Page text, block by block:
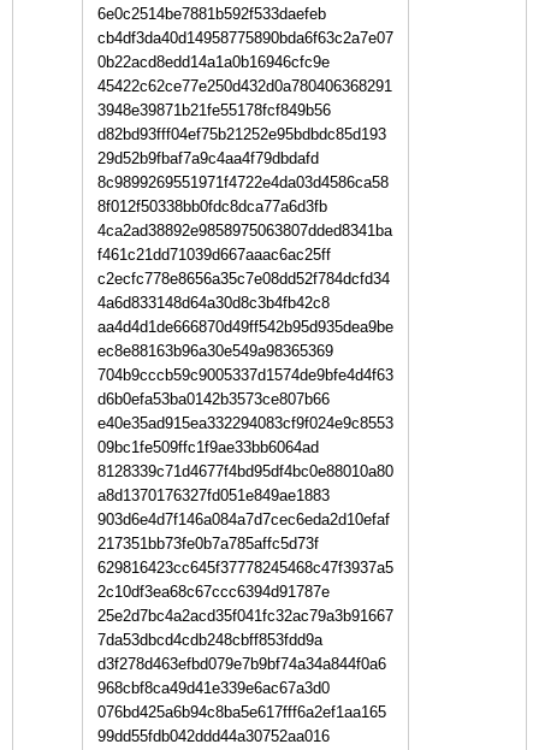
6e0c2514be7881b592f533daefeb
cb4df3da40d14958775890bda6f63c2a7e07
0b22acd8edd14a1a0b16946cfc9e
45422c62ce77e250d432d0a780406368291
3948e39871b21fe55178fcf849b56
d82bd93fff04ef75b21252e95bdbdc85d193
29d52b9fbaf7a9c4aa4f79dbdafd
8c9899269551971f4722e4da03d4586ca58
8f012f50338bb0fdc8dca77a6d3fb
4ca2ad38892e9858975063807dded8341ba
f461c21dd71039d667aaac6ac25ff
c2ecfc778e8656a35c7e08dd52f784dcfd34
4a6d833148d64a30d8c3b4fb42c8
aa4d4d1de666870d49ff542b95d935dea9be
ec8e88163b96a30e549a98365369
704b9cccb59c9005337d1574de9bfe4d4f63
d6b0efa53ba0142b3573ce807b66
e40e35ad915ea332294083cf9f024e9c8553
09bc1fe509ffc1f9ae33bb6064ad
8128339c71d4677f4bd95df4bc0e88010a80
a8d1370176327fd051e849ae1883
903d6e4d7f146a084a7d7cec6eda2d10efaf
217351bb73fe0b7a785affc5d73f
629816423cc645f37778245468c47f3937a5
2c10df3ea68c67ccc6394d91787e
25e2d7bc4a2acd35f041fc32ac79a3b91667
7da53dbcd4cdb248cbff853fdd9a
d3f278d463efbd079e7b9bf74a34a844f0a6
968cbf8ca49d41e339e6ac67a3d0
076bd425a6b94c8ba5e617fff6a2ef1aa165
99dd55fdb042ddd44a30752aa016